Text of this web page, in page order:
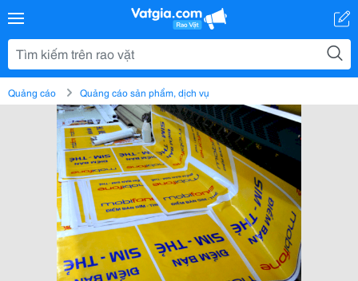
Quảng cáo Quảng cáo sản phẩm, dịch vụ